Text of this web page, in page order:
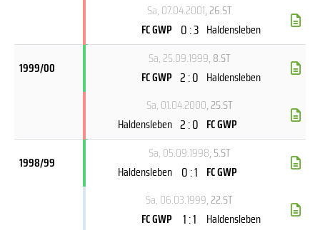
Sa, 07.04.2001, 26.ST
FC GWP 0 : 3 Haldensleben
1999/00
Sa, 25.09.1999, 8.ST
FC GWP 2 : 0 Haldensleben
Sa, 01.04.2000, 25.ST
Haldensleben 2 : 0 FC GWP
1998/99
Sa, 05.09.1998, 5.ST
Haldensleben 0 : 1 FC GWP
Sa, 06.03.1999, 22.ST
FC GWP
1 : 1 Haldensleben